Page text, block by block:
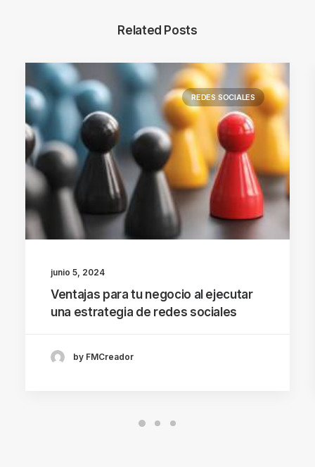
Related Posts
REDES SOCIALES
junio 5, 2024
Ventajas para tu negocio al ejecutar
una estrategia de redes sociales
by FMCreador